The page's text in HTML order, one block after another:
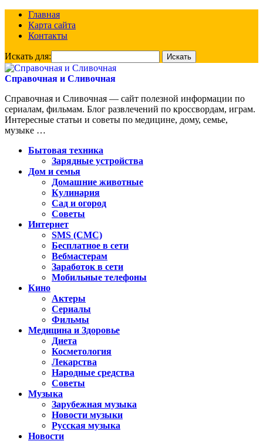
Главная
Карта сайта
Контакты
Искать для:
Справочная и Сливочная
Справочная и Сливочная — сайт полезной информации по
сериалам, фильмам. Блог развлечений по кроссвордам, играм.
Интересные статьи и советы по медицине, дому, семье,
музыке …
Бытовая техника
Зарядные устройства
Дом и семья
Домашние животные
Кулинария
Сад и огород
Советы
Интернет
SMS (СМС)
Бесплатное в сети
Вебмастерам
Заработок в сети
Мобильные телефоны
Кино
Актеры
Сериалы
Фильмы
Медицина и Здоровье
Диета
Косметология
Лекарства
Народные средства
Советы
Музыка
Зарубежная музыка
Новости музыки
Русская музыка
Новости